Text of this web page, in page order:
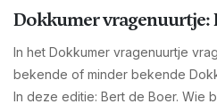
Dokkumer vragenuurtje:
In het Dokkumer vragenuurtje
bekende of minder bekende
In deze editie: Bert de Boer. Wie